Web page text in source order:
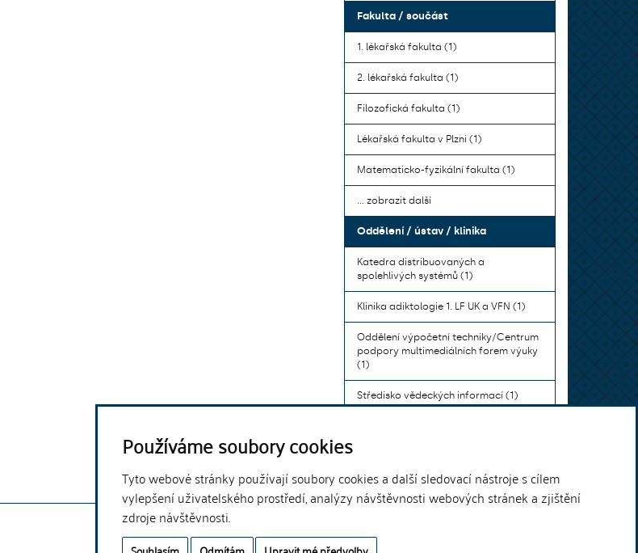
Používáme soubory cookies
Tyto webové stránky používají soubory cookies a další sledovací nástroje s cílem
vylepšení uživatelského prostředí, analýzy návštěvnosti webových stránek a zjištění
zdroje návštěvnosti.
Fakulta / součást
1. lékařská fakulta (1)
2. lékařská fakulta (1)
Filozofická fakulta (1)
Lékařská fakulta v Plzni (1)
Matematicko-fyzikální fakulta (1)
... zobrazit další
Oddělení / ústav / klinika
Katedra distribuovaných a
spolehlivých systémů (1)
Klinika adiktologie 1. LF UK a VFN (1)
Oddělení výpočetní techniky/Centrum
podpory multimediálních forem výuky
(1)
Středisko vědeckých informací (1)